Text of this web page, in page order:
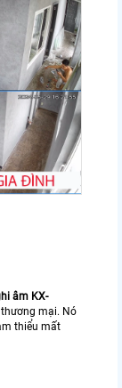
âm KX-
mại. Nó
thiểu mất